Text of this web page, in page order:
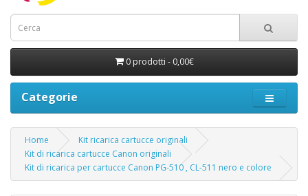
0 prodotti - 0,00€
Categorie
Home
Kit ricarica cartucce originali
Kit di ricarica cartucce Canon originali
Kit di ricarica per cartucce Canon PG-510 , CL-511 nero e colore